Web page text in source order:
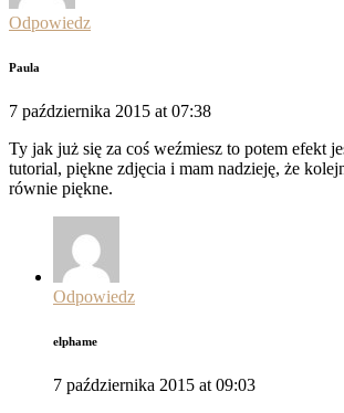
Odpowiedz
Paula
7 października 2015 at 07:38
Ty jak już się za coś weźmiesz to potem efekt
tutorial, piękne zdjęcia i mam nadzieję, że
równie piękne.
Odpowiedz
elphame
7 października 2015 at 09:03